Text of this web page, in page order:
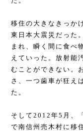
移住の大きなきっか
東日本大震災だった
まれ、瞬く間に食べ
えていった。放射能
むことができない。
さ、一つ歯車が狂え
た。
そして2012年5月、
で南信州売木村に移